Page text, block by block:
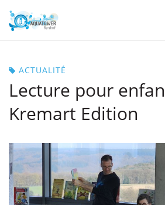
ACTUALITÉ
Lecture pour
Kremart Edition